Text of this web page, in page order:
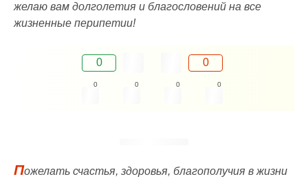
желаю вам долголетия и благословений на все
жизненные перипетии!
0 0
0 0 0 0
Пожелать счастья, здоровья, благополучия в жизни